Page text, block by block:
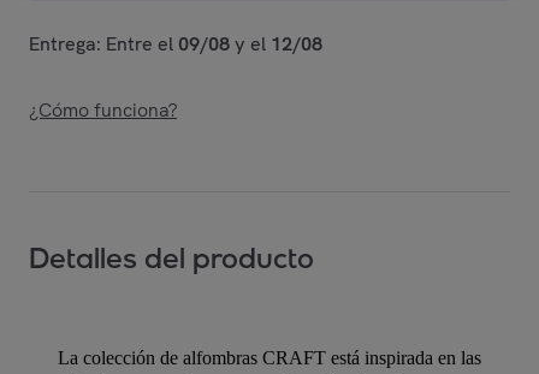
Entrega: Entre el 09/08y el 12/08
¿Cómo funciona?
Detalles del producto
La colección de alfombras CRAFT está inspirada en las